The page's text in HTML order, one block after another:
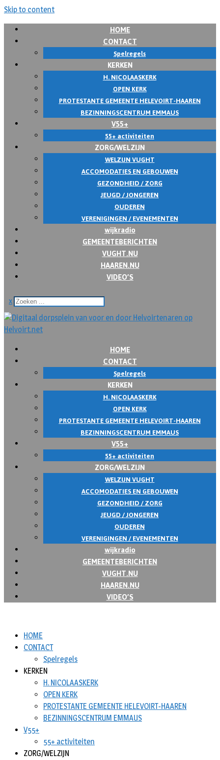
Skip to content
HOME
CONTACT
Spelregels
KERKEN
H. NICOLAASKERK
OPEN KERK
PROTESTANTE GEMEENTE HELEVOIRT-HAAREN
BEZINNINGSCENTRUM EMMAUS
V55+
55+ activiteiten
ZORG/WELZIJN
WELZIJN VUGHT
ACCOMODATIES EN GEBOUWEN
GEZONDHEID / ZORG
JEUGD / JONGEREN
OUDEREN
VERENIGINGEN / EVENEMENTEN
wijkradio
GEMEENTEBERICHTEN
VUGHT.NU
HAAREN.NU
VIDEO’S
x
HOME
CONTACT
Spelregels
KERKEN
H. NICOLAASKERK
OPEN KERK
PROTESTANTE GEMEENTE HELEVOIRT-HAAREN
BEZINNINGSCENTRUM EMMAUS
V55+
55+ activiteiten
ZORG/WELZIJN
WELZIJN VUGHT
ACCOMODATIES EN GEBOUWEN
GEZONDHEID / ZORG
JEUGD / JONGEREN
OUDEREN
VERENIGINGEN / EVENEMENTEN
wijkradio
GEMEENTEBERICHTEN
VUGHT.NU
HAAREN.NU
VIDEO’S
HOME
CONTACT
Spelregels
KERKEN
H. NICOLAASKERK
OPEN KERK
PROTESTANTE GEMEENTE HELEVOIRT-HAAREN
BEZINNINGSCENTRUM EMMAUS
V55+
55+ activiteiten
ZORG/WELZIJN